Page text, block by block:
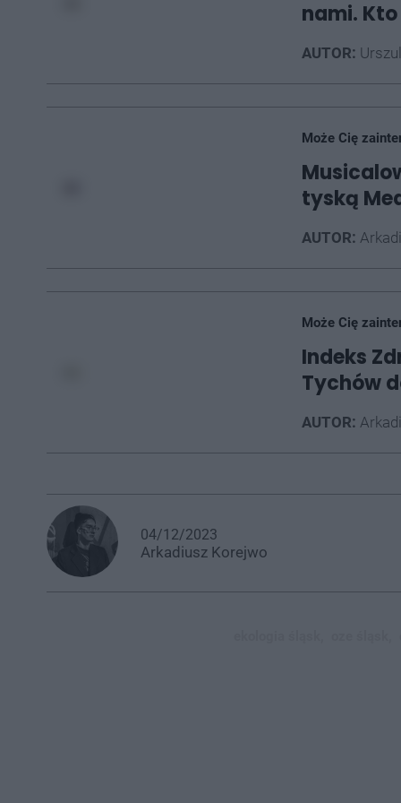
nami.
AUTOR:
Może Cię
tyską
AUTOR:
Może Cię
Indeks
Tychów
AUTOR:
04/12/2023
Arkadiusz Korejwo